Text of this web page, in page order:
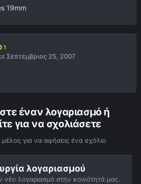
19mm
1
Σεπτέμβριος 25, 2007
έναν λογαριασμό ή
για να σχολιάσετε
μέλος για να αφήσεις ένα σχόλιο
λογαριασμού
νέο λογαριασμό στην κοινότητά μας.